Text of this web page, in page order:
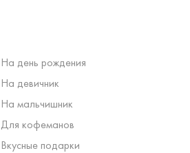
На день рождения
На девичник
На мальчишник
Для кофеманов
Вкусные подарки